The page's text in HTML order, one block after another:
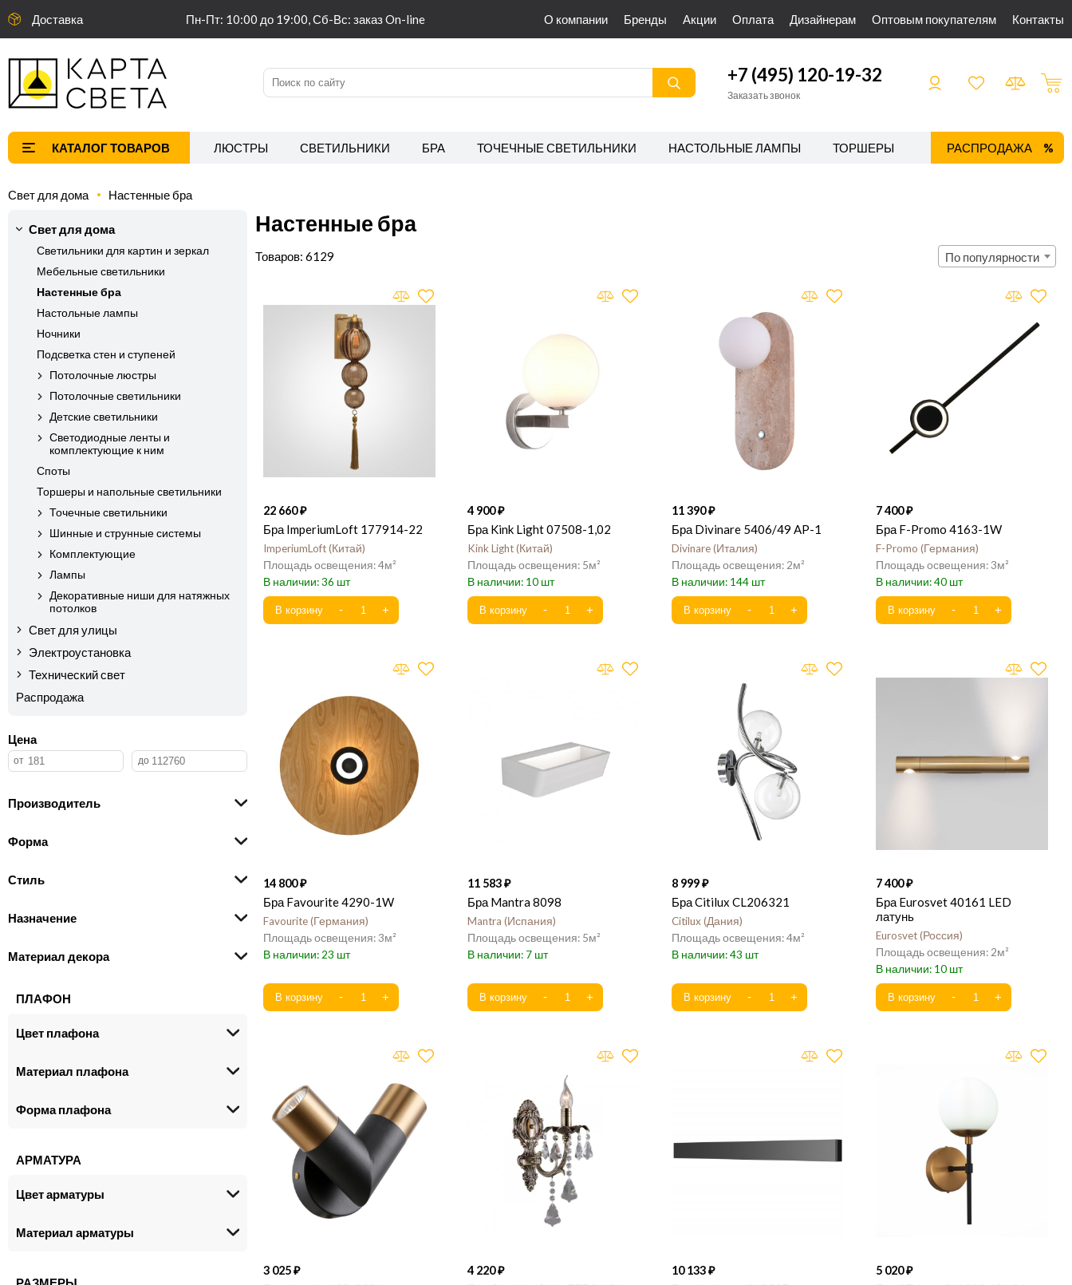
Доставка Пн-Пт: 10:00 до 19:00, Сб-Вс: заказ On-line О компании Бренды Акции Оплата Дизайнерам Оптовым покупателям Контакты
+7 (495) 120-19-32
Заказать звонок
ЛЮСТРЫ СВЕТИЛЬНИКИ БРА ТОЧЕЧНЫЕ СВЕТИЛЬНИКИ НАСТОЛЬНЫЕ ЛАМПЫ ТОРШЕРЫ ТРЕКОВЫЕ СИСТЕМЫ
РАСПРОДАЖА
Свет для дома Настенные бра
Свет для дома
Светильники для картин и зеркал
Мебельные светильники
Настенные бра
Настольные лампы
Ночники
Подсветка стен и ступеней
Потолочные люстры
Потолочные светильники
Детские светильники
Светодиодные ленты и
комплектующие к ним
Споты
Торшеры и напольные светильники
Точечные светильники
Шинные и струнные системы
Комплектующие
Лампы
Декоративные ниши для натяжных
потолков
Свет для улицы
Электроустановка
Технический свет
Распродажа
Цена
Производитель
Форма
Стиль
Назначение
Материал декора
ПЛАФОН
Цвет плафона
Материал плафона
Форма плафона
АРМАТУРА
Цвет арматуры
Материал арматуры
Настенные бра
6129 По популярности
22 660
Бра ImperiumLoft 177914-22
ImperiumLoft Китай
4
36
4 900
Бра Kink Light 07508-1,02
Kink Light Китай
5
10
11 390
Бра Divinare 5406/49 AP-1
Divinare Италия
2
144
7 400
Бра F-Promo 4163-1W
F-Promo Германия
3
40
14 800
Бра Favourite 4290-1W
Favourite Германия
3
23
11 583
Бра Mantra 8098
Mantra Испания
5
7
8 999
Бра Citilux CL206321
Citilux Дания
4
43
7 400
Бра Eurosvet 40161 LED
латунь
Eurosvet Россия
2
10
3 025 4 220 10 133 5 020